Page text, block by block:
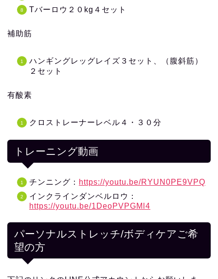
Tバーロウ２０kg４セット
補助筋
ハンギングレッグレイズ３セット、（腹斜筋）
２セット
有酸素
クロストレーナーレベル４・３０分
トレーニング動画
チンニング： https://youtu.be/RYUN0PE9VPQ
インクラインダンベルロウ：
https://youtu.be/1DeoPVPGMl4
パーソナルストレッチ/ボディケアご希
望の方